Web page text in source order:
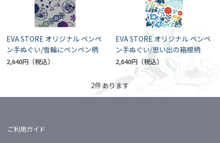
EVA STORE オリジナル ペンペ
ン手ぬぐい/雪輪にペンペン柄
2,640円
EVA STORE オリジナル ペンペ
ン手ぬぐい/思い出の箱根柄
2,640円
2件あります
ご利用ガイド